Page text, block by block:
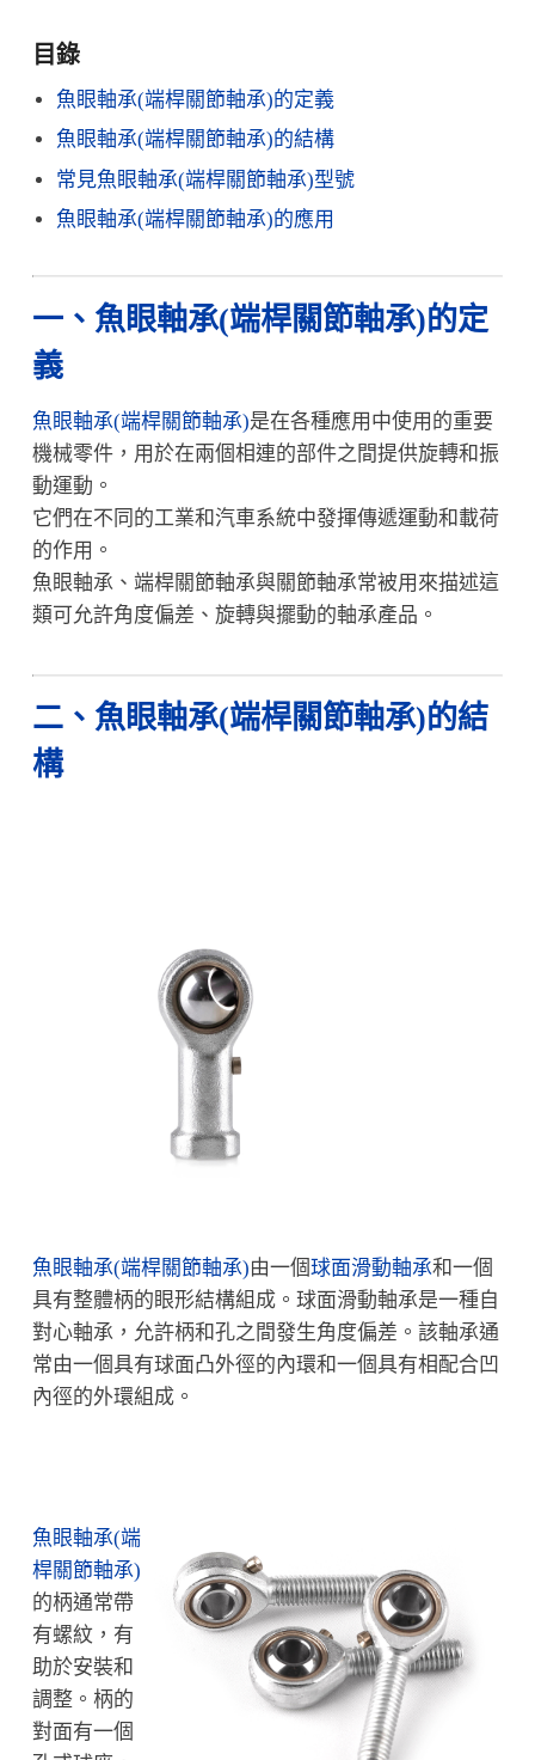
目錄
魚眼軸承(端桿關節軸承)的定義
魚眼軸承(端桿關節軸承)的結構
常見魚眼軸承(端桿關節軸承)型號
魚眼軸承(端桿關節軸承)的應用
一、魚眼軸承(端桿關節軸承)的定
義
魚眼軸承(端桿關節軸承)是在各種應用中使用的重要
機械零件，用於在兩個相連的部件之間提供旋轉和振
動運動。
它們在不同的工業和汽車系統中發揮傳遞運動和載荷
的作用。
魚眼軸承、端桿關節軸承與關節軸承常被用來描述這
類可允許角度偏差、旋轉與擺動的軸承產品。
二、魚眼軸承(端桿關節軸承)的結
構
魚眼軸承(端桿關節軸承)由一個球面滑動軸承和一個
具有整體柄的眼形結構組成。球面滑動軸承是一種自
對心軸承，允許柄和孔之間發生角度偏差。該軸承通
常由一個具有球面凸外徑的內環和一個具有相配合凹
內徑的外環組成。
魚眼軸承(端
桿關節軸承)
的柄通常帶
有螺紋，有
助於安裝和
調整。柄的
對面有一個